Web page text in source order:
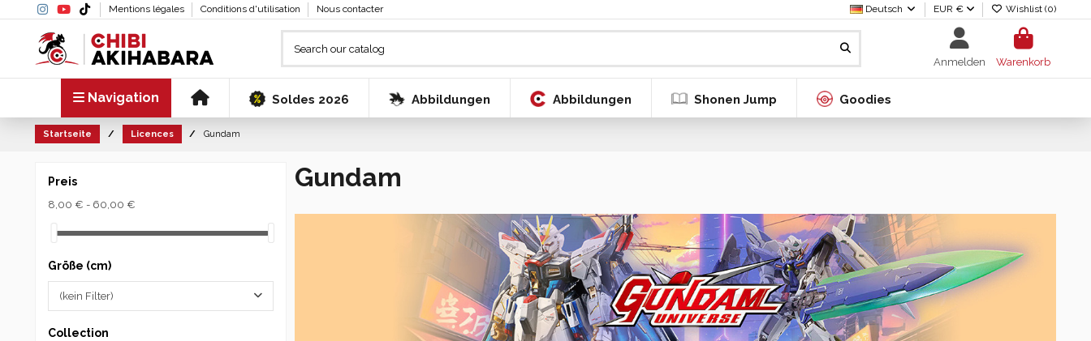
Mentions légales Conditions d'utilisation Nous contacter Deutsch EUR € Wishlist (0)
Anmelden Warenkorb
Navigation Soldes 2026 Abbildungen Abbildungen Shonen Jump Goodies
Startseite Licences Gundam
Gundam
Preis
8,00 € - 60,00 €
Größe (cm)
(kein Filter)
Collection